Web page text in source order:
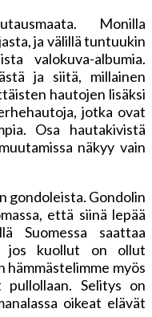
Monilla
ja välillä tuntuukin
valokuva-albumia.
ja siitä, millainen
hautojen lisäksi
jotka ovat
Osa hautakivistä
näkyy vain
gondoleista. Gondolin
että siinä lepää
Suomessa saattaa
jos kuollut on ollut
hämmästelimme myös
Selitys on
oikeat elävät